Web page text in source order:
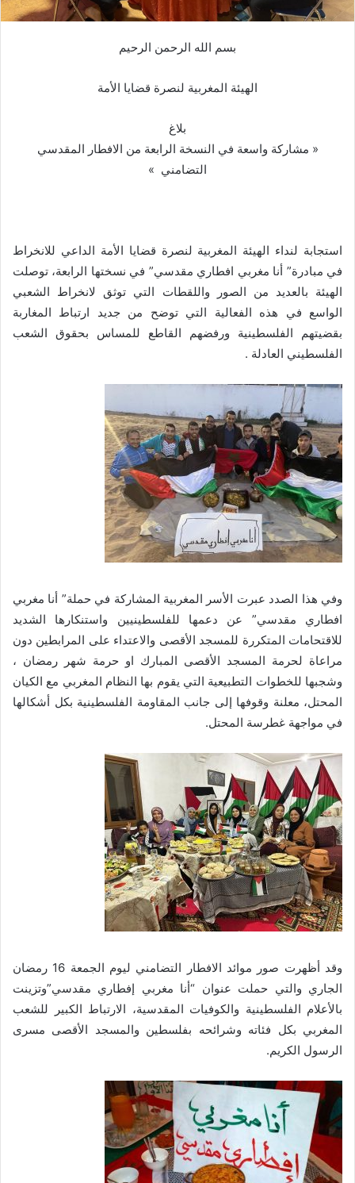
بسم الله الرحمن الرحيم
الهيئة المغربية لنصرة قضايا الأمة
بلاغ
« مشاركة واسعة في النسخة الرابعة من الافطار المقدسي
التضامني »
استجابة لنداء الهيئة المغربية لنصرة قضايا الأمة الداعي للانخراط
في مبادرة” أنا مغربي افطاري مقدسي” في نسختها الرابعة، توصلت
الهيئة بالعديد من الصور واللقطات التي توثق لانخراط الشعبي
الواسع في هذه الفعالية التي توضح من جديد ارتباط المغاربة
بقضيتهم الفلسطينية ورفضهم القاطع للمساس بحقوق الشعب
الفلسطيني العادلة .
وفي هذا الصدد عبرت الأسر المغربية المشاركة في حملة” أنا مغربي
افطاري مقدسي” عن دعمها للفلسطينيين واستنكارها الشديد
للاقتحامات المتكررة للمسجد الأقصى والاعتداء على المرابطين دون
مراعاة لحرمة المسجد الأقصى المبارك او حرمة شهر رمضان ،
وشجبها للخطوات التطبيعية التي يقوم بها النظام المغربي مع الكيان
المحتل، معلنة وقوفها إلى جانب المقاومة الفلسطينية بكل أشكالها
في مواجهة غطرسة المحتل.
وقد أظهرت صور موائد الافطار التضامني ليوم الجمعة 16 رمضان
الجاري والتي حملت عنوان “أنا مغربي إفطاري مقدسي”وتزينت
بالأعلام الفلسطينية والكوفيات المقدسية، الارتباط الكبير للشعب
المغربي بكل فئاته وشرائحه بفلسطين والمسجد الأقصى مسرى
الرسول الكريم.